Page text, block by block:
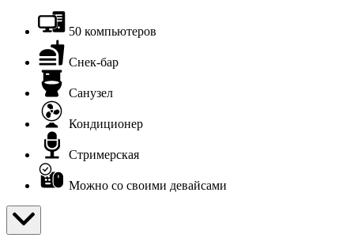
50 компьютеров
Снек-бар
Санузел
Кондиционер
Стримерская
Можно со своими девайсами